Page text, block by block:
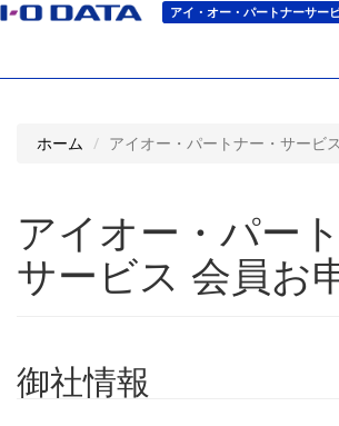
アイ・オー・パートナーサー
ホーム アイオー・パートナー・サービ
アイオー・パー
サービス 会員お
御社情報